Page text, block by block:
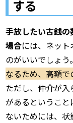
する
手放したい古銭
場合には、ネッ
のがいいでしょう。
なるため、高額
ただし、仲介が
があるということ
ないためには、